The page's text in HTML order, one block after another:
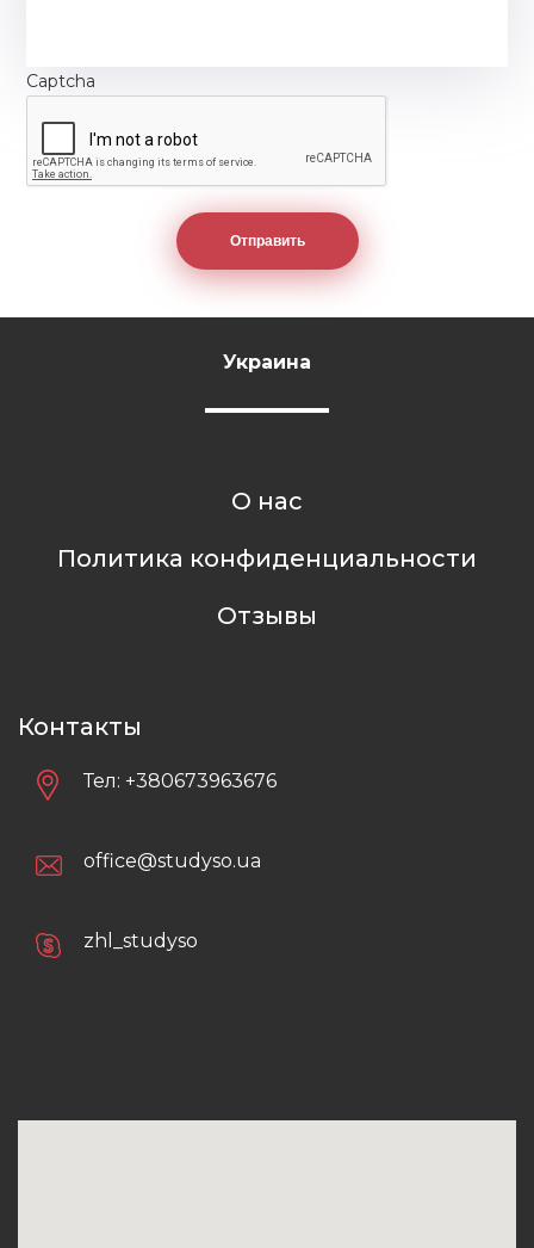
Captcha
Украина
О нас
Политика конфиденциальности
Отзывы
Контакты
Тел: +380673963676
office@studyso.ua
zhl_studyso